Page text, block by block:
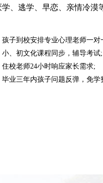
孩子到校安排专业心理老师一对
小、初文化课程同步，辅导考试;
住校老师24小时响应家长需求;
毕业三年内孩子问题反弹，免学
、逃学、早恋、亲情冷